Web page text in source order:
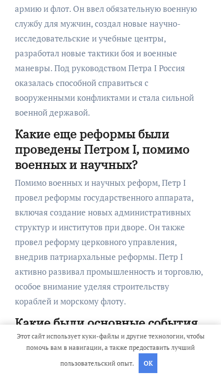
армию и флот. Он ввел обязательную военную
службу для мужчин, создал новые научно-
исследовательские и учебные центры,
разработал новые тактики боя и военные
маневры. Под руководством Петра I Россия
оказалась способной справиться с
вооруженными конфликтами и стала сильной
военной державой.
Какие еще реформы были
проведены Петром I, помимо
военных и научных?
Помимо военных и научных реформ, Петр I
провел реформы государственного аппарата,
включая создание новых административных
структур и институтов при дворе. Он также
провел реформу церковного управления,
внедрив патриархальные реформы. Петр I
активно развивал промышленность и торговлю,
особое внимание уделяя строительству
кораблей и морскому флоту.
Какие были основные события
в жизни Петра первого?
Основные события в жизни Петра первого
включают в себя его восхождение на престол
Этот сайт использует куки-файлы и другие технологии, чтобы
помочь вам в навигации, а также предоставить лучший
пользовательский опыт.
OK